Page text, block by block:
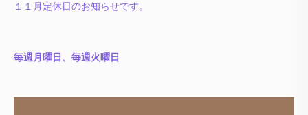
１１月定休日のお知らせです。
毎週月曜日、毎週火曜日